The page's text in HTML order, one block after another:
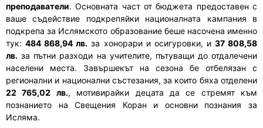
преподаватели. Основната част от бюджета предоставен с
ваше съдействие подкрепяйки националната кампания в
подкрепа за Ислямското образование беше насочена именно
тук:484 868,94 лв. за хонорари и осигуровки, и 37 808,58
лв. за пътни разходи на учителите, пътуващи до отдалечени
населени места. Завършекът на сезона бе отбелязан с
регионални и национални състезания, за които бяха отделени
22 765,02 лв., мотивирайки децата да се стремят към
познанието на Свещения Коран и основни познания за
Исляма.